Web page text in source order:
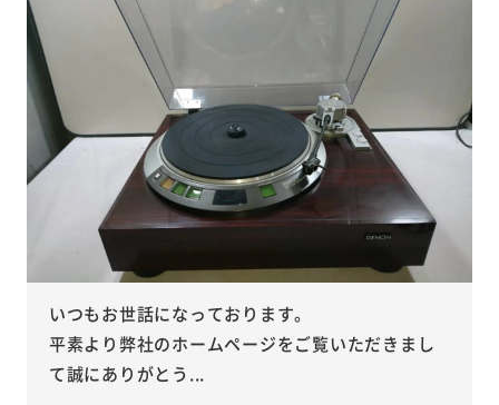
いつもお世話になっております。
平素より弊社のホームページをご覧いただきまし
て誠にありがとう...